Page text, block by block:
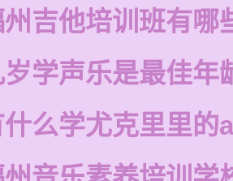
吉他培训班有哪
岁学声乐是最佳年
么学尤克里里的